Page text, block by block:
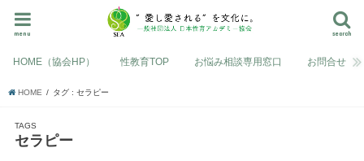
search
menu
HOME（協会HP） 性教育TOP お悩み相談専用窓口 お問合せ
HOME タグ : セラピー
セラピー